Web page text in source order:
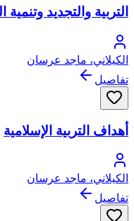
التربية والتجديد
الكيلاني، ماجد عرسان
تفاصيل
أهداف التربية الإسلامية
الكيلاني، ماجد عرسان
تفاصيل